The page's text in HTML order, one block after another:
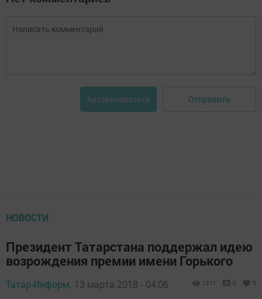
Авторизоваться Отправить
НОВОСТИ
Президент Татарстана поддержал идею
возрождения премии имени Горького
Татар-Информ, 13 марта 2018 - 04:06 1211 0 0